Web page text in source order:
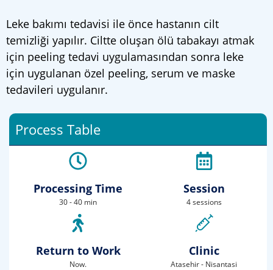
Leke bakımı tedavisi ile önce hastanın cilt
temizliği yapılır. Ciltte oluşan ölü tabakayı atmak
için peeling tedavi uygulamasından sonra leke
için uygulanan özel peeling, serum ve maske
tedavileri uygulanır.
Process Table
Processing Time
30 - 40 min
Return to Work
Now.
Session
4 sessions
Clinic
Atasehir - Nisantasi